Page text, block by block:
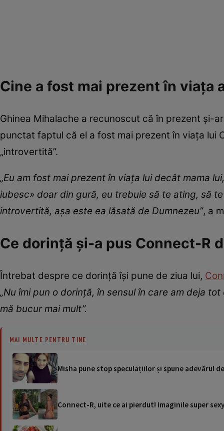
Cine a fost mai prezent în viața
Ghinea Mihalache a recunoscut că în prezent și-
punctat faptul că el a fost mai prezent în viața lui
„introvertită”.
„Eu am fost mai prezent în viața lui decât mama
iubesc» doar din gură, eu trebuie să te ating, să
introvertită, așa este ea lăsată de Dumnezeu”, a
Ce dorință și-a pus Connect-R
Întrebat despre ce dorință își pune de ziua lui,
„Nu îmi pun o dorință, în sensul în care am deja
mă bucur mai mult”.
MAI MULTE PENTRU TINE
Misha pune stop speculațiilor și spune adevărul
Connect-R, uite ce ai pierdut! Imaginile super